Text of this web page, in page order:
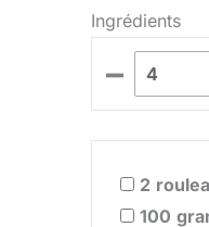
Ingrédients
–
2
100